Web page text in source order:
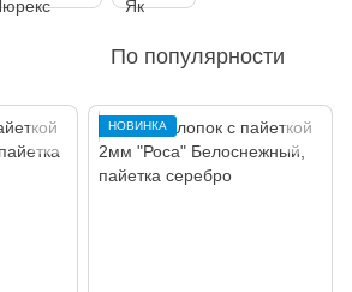
По популярности
НОВИНКА